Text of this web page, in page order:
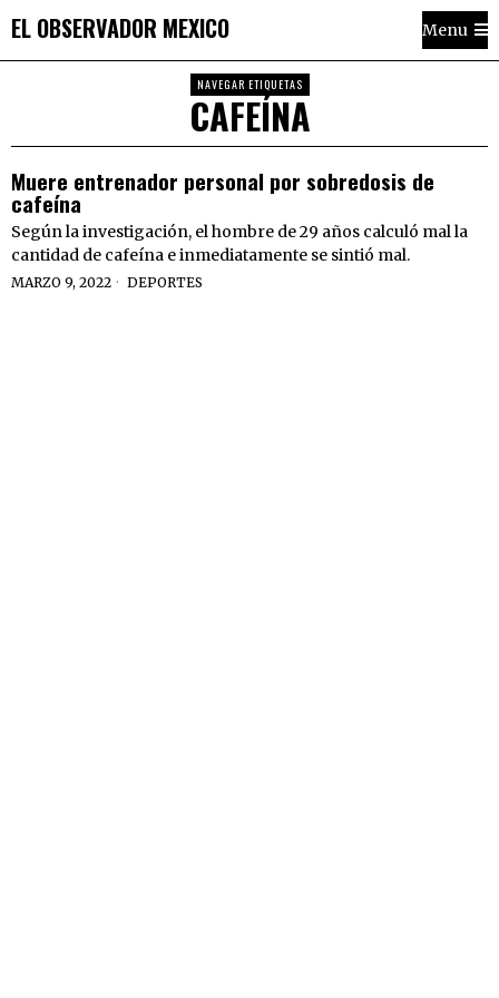
EL OBSERVADOR MEXICO Menu
NAVEGAR ETIQUETAS
CAFEÍNA
Muere entrenador personal por sobredosis de
cafeína
Según la investigación, el hombre de 29 años calculó mal la
cantidad de cafeína e inmediatamente se sintió mal.
MARZO 9, 2022 DEPORTES